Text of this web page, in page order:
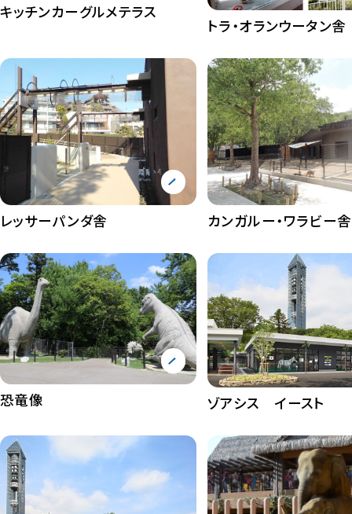
キッチンカーグルメテラス
トラ・オランウータン舎
レッサーパンダ舎 カンガルー・ワラビー舎
恐竜像 ゾアシス イースト